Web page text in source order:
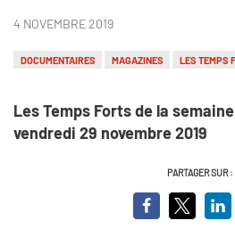
4 NOVEMBRE 2019
DOCUMENTAIRES MAGAZINES LES TEMPS
Les Temps Forts de la
vendredi 29 novembre 2019
PARTAGER SUR :